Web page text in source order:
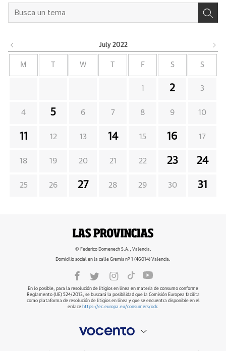
July 2022
M W F S S
1 2 3
4 5 6 7 8 9 10
11 12 13 14 15 16 17
18 19 20 21 22 23 24
25 26 27 28 29 30 31
© Federico Domenech S.A., Valencia.
Domicilio social en la calle Gremis nº 1 (46014) Valencia.
En lo posible, para la resolución de litigios en línea en materia de consumo conforme
Reglamento (UE) 524/2013, se buscará la posibilidad que la Comisión Europea facilita
como plataforma de resolución de litigios en línea y que se encuentra disponible en el
enlace https://ec.europa.eu/consumers/odr.